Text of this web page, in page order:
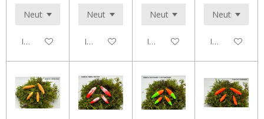
In den WarenkorbIn den WarenkorbIn den WarenkorbIn den